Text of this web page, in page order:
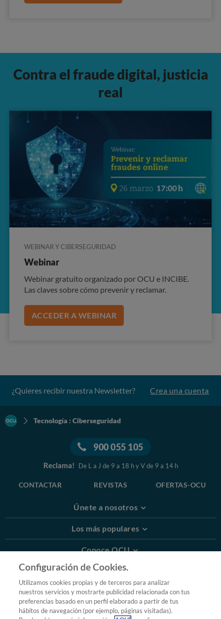
Contra el fraude digital, justicia
real
WEBINAR Y CIBERSEGURIDAD
Webinar
Webinar gratuito organizado por OCU e INCIBE.
Las claves sobre cómo prevenir y reclamar.
ACCEDER A WEBINAR
¿Quieres recibir nuestra Newsletter? Crea una cuenta
Tecnología : Ciberseguridad
900 055 105
Reclama! De L a J de 9 a 18 h y V de 9 a 14 h
CONTACTAR REVISTAS OFERTAS-OCU
Únete a nosotros
Los más populares
Conoce OCU
Más Información
© 2026 OCU
Condiciones generales de contratación de OCU
Configuración de Cookies.
Utilizamos cookies propias y de terceros para analizar
nuestros servicios y mostrarte publicidad relacionada con tus
preferencias basado en un perfil elaborado a partir de tus
hábitos de navegación (por ejemplo, páginas visitadas).